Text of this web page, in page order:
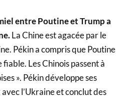
entre Poutine et Trump a
La Chine est agacée par le
Pékin a compris que Poutine
fiable. Les Chinois passent à
». Pékin développe ses
l’Ukraine et conclut des